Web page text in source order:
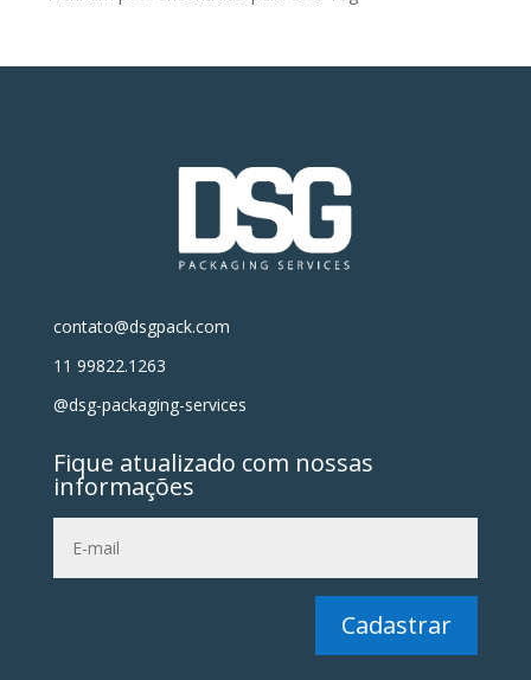
contato@dsgpack.com
11 99822.1263
@dsg-packaging-services
Fique atualizado com nossas
informações
Cadastrar